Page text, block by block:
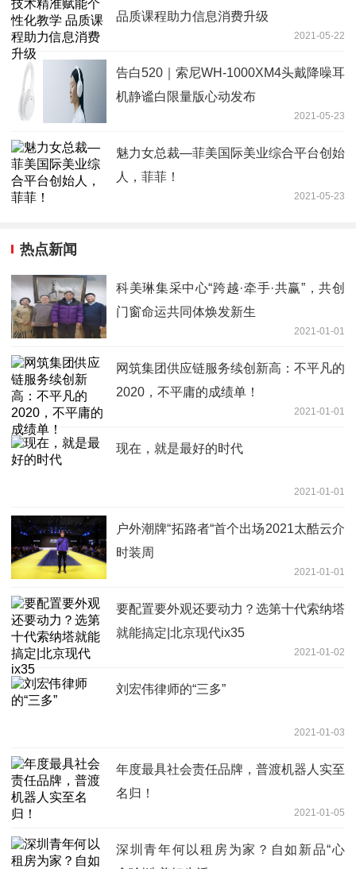
品质课程助力信息消费升级
2021-05-22
告白520｜索尼WH-1000XM4头戴降噪耳
机静谧白限量版心动发布
2021-05-23
魅力女总裁—菲美国际美业综合平台创始
人，菲菲！
2021-05-23
热点新闻
科美琳集采中心“跨越·牵手·共赢”，共创
门窗命运共同体焕发新生
2021-01-01
网筑集团供应链服务续创新高：不平凡的
2020，不平庸的成绩单！
2021-01-01
现在，就是最好的时代
2021-01-01
户外潮牌“拓路者“首个出场2021太酷云介
时装周
2021-01-01
要配置要外观还要动力？选第十代索纳塔
就能搞定|北京现代ix35
2021-01-02
刘宏伟律师的“三多”
2021-01-03
年度最具社会责任品牌，普渡机器人实至
名归！
2021-01-05
深圳青年何以租房为家？自如新品“心